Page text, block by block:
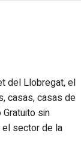
del Llobregat, el
casas, casas de
sin
sector de la